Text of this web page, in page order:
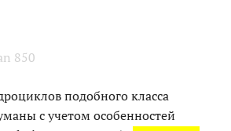
подобного класса
с учетом особенностей